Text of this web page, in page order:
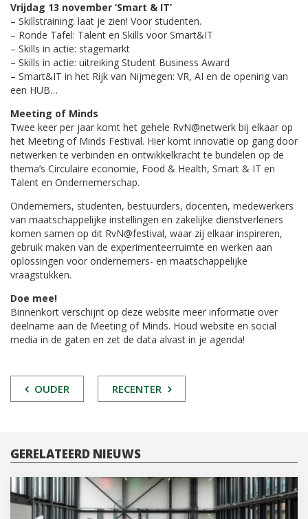
Vrijdag 13 november ‘Smart & IT’
– Skillstraining: laat je zien! Voor studenten.
– Ronde Tafel: Talent en Skills voor Smart&IT
– Skills in actie: stagemarkt
– Skills in actie: uitreiking Student Business Award
– Smart&IT in het Rijk van Nijmegen: VR, AI en de opening van
een HUB…
Meeting of Minds
Twee keer per jaar komt het gehele RvN@netwerk bij elkaar op
het Meeting of Minds Festival. Hier komt innovatie op gang door
netwerken te verbinden en ontwikkelkracht te bundelen op de
thema’s Circulaire economie, Food & Health, Smart & IT en
Talent en Ondernemerschap.
Ondernemers, studenten, bestuurders, docenten, medewerkers
van maatschappelijke instellingen en zakelijke dienstverleners
komen samen op dit RvN@festival, waar zij elkaar inspireren,
gebruik maken van de experimenteerruimte en werken aan
oplossingen voor ondernemers- en maatschappelijke
vraagstukken.
Doe mee!
Binnenkort verschijnt op deze website meer informatie over
deelname aan de Meeting of Minds. Houd website en social
media in de gaten en zet de data alvast in je agenda!
POST
OUDER RECENTER
GERELATEERD NIEUWS